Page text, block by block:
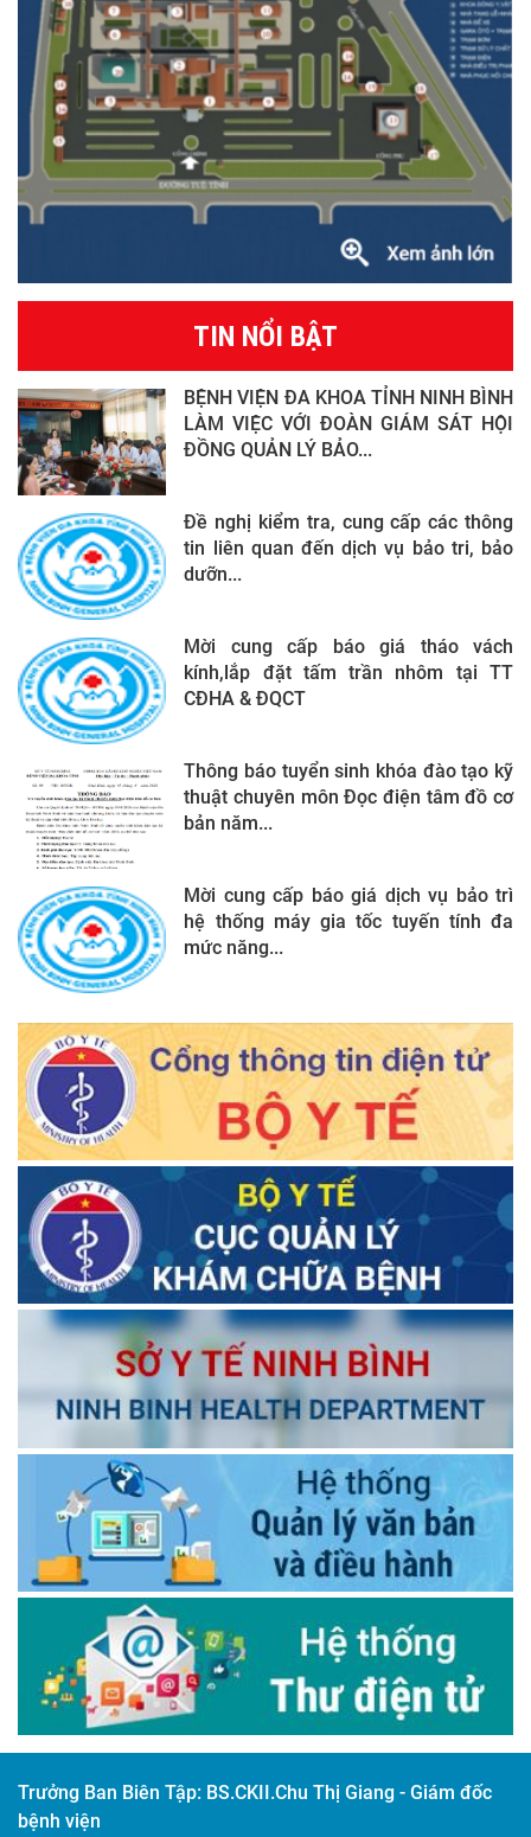
TIN NỔI BẬT
BỆNH VIỆN ĐA KHOA TỈNH NINH BÌNH
LÀM VIỆC VỚI ĐOÀN GIÁM SÁT HỘI
ĐỒNG QUẢN LÝ BẢO...
Đề nghị kiểm tra, cung cấp các thông
tin liên quan đến dịch vụ bảo tri, bảo
dưỡn...
Mời cung cấp báo giá tháo vách
kính,lắp đặt tấm trần nhôm tại TT
CĐHA & ĐQCT
Thông báo tuyển sinh khóa đào tạo kỹ
thuật chuyên môn Đọc điện tâm đồ cơ
bản năm...
Mời cung cấp báo giá dịch vụ bảo trì
hệ thống máy gia tốc tuyến tính đa
mức năng...
Trưởng Ban Biên Tập: BS.CKII.Chu Thị Giang - Giám đốc
bệnh viện